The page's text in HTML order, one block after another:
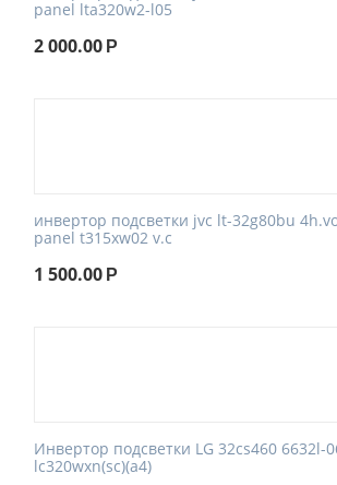
panel lta320w2-l05
2 000.00 Р
инвертор подсветки jvc lt-32g80bu
panel t315xw02 v.c
1 500.00 Р
Инвертор подсветки LG 32cs460 6632l-
lc320wxn(sc)(a4)